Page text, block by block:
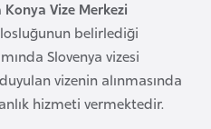
Konya Vize Merkezi
belirlediği
Slovenya vizesi
vizenin alınmasında
hizmeti vermektedir.